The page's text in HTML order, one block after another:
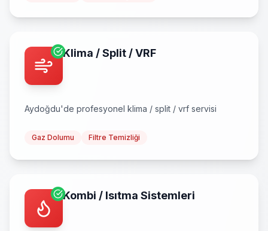
Klima / Split / VRF
Aydoğdu'de profesyonel klima / split / vrf servisi
Gaz Dolumu Filtre Temizliği
Kombi / Isıtma Sistemleri